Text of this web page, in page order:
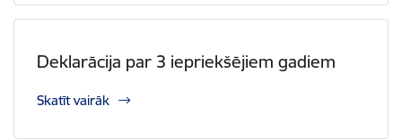
Deklarācija par 3 iepriekšējiem gadiem
Skatīt vairāk